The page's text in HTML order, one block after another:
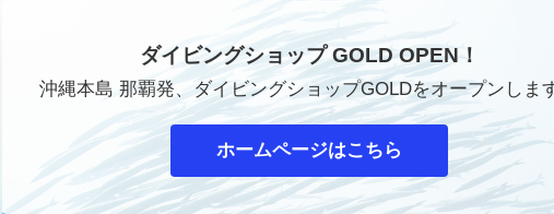
ダイビングショップ GOLD OPEN！
沖縄本島 那覇発、ダイビングショップGOLDをオープンしま
ホームページはこちら